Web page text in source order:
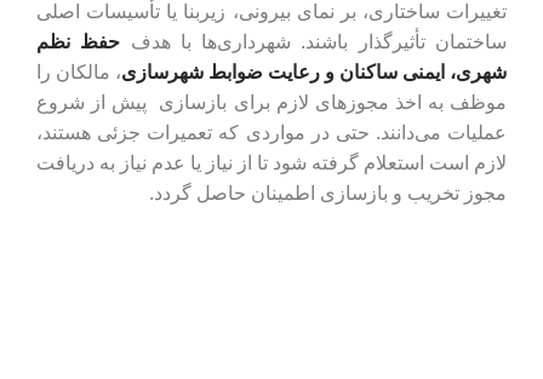
تغییرات ساختاری، بر نمای بیرونی، زیربنا یا تأسیسات اصلی
ساختمان تأثیرگذار باشند. شهرداری‌ها با هدف حفظ نظم
شهری، ایمنی ساکنان و رعایت ضوابط شهرسازی، مالکان را
موظف به اخذ مجوزهای لازم برای بازسازی پیش از شروع
عملیات می‌دانند. حتی در مواردی که تعمیرات جزئی هستند،
لازم است استعلام گرفته شود تا از نیاز یا عدم نیاز به دریافت
مجوز تخریب و بازسازی اطمینان حاصل گردد.